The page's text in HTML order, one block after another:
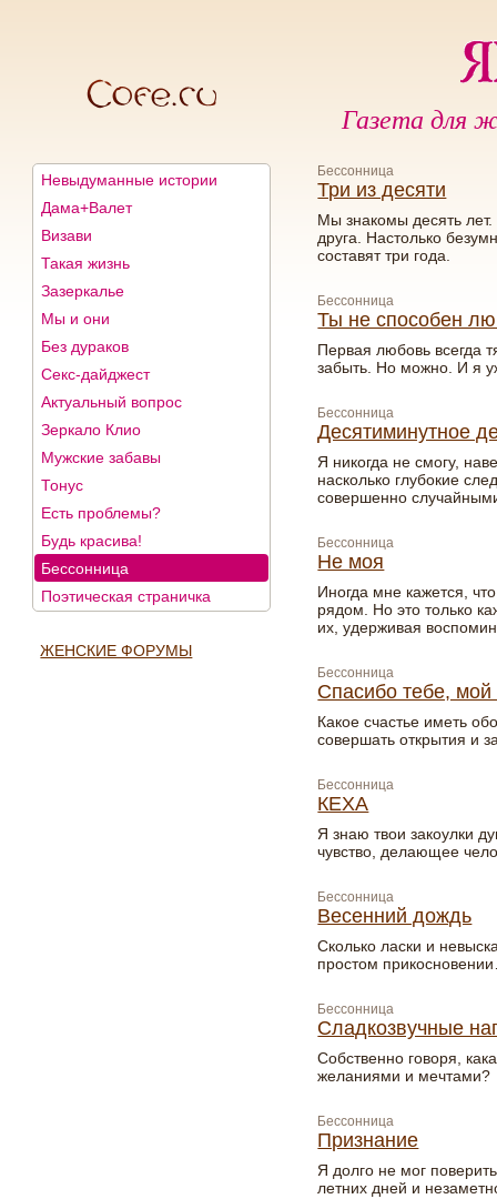
Газета для
Невыдуманные истории
Дама+Валет
Визави
Такая жизнь
Зазеркалье
Мы и они
Без дураков
Секс-дайджест
Актуальный вопрос
Зеркало Клио
Мужские забавы
Тонус
Есть проблемы?
Будь красива!
Бессонница
Поэтическая страничка
ЖЕНСКИЕ ФОРУМЫ
Бессонница
Три из десяти
Мы знакомы десять
друга. Настолько
составят три года.
Бессонница
Ты не способен
Первая любовь всегда
забыть. Но можно. И я
Бессонница
Десятиминутное
Я никогда не смогу,
насколько глубокие
совершенно
Бессонница
Не моя
Иногда мне кажется,
рядом. Но это только
их, удерживая
Бессонница
Спасибо тебе,
Какое счастье иметь
совершать открытия и
Бессонница
КЕХА
Я знаю твои закоулки
чувство, делающее
Бессонница
Весенний дождь
Сколько ласки и
простом
Бессонница
Сладкозвучные
Собственно говоря,
желаниями и мечтами?
Бессонница
Признание
Я долго не мог
летних дней и